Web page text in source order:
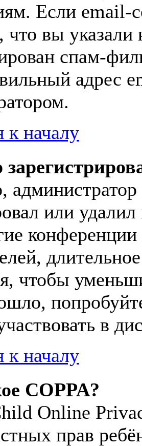
Если email-
что вы
спам-
адрес
к началу
или
чтобы
в
к началу
COPPA?
Online
прав